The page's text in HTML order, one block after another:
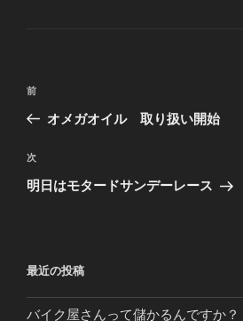
投
ビ
ゲ
ン
前
の
稿
前
オメガオイル 取り扱い開始
次
の
次
明日はモタードサンデーレース
最近の投稿
バイク屋さんって儲かるんですか？